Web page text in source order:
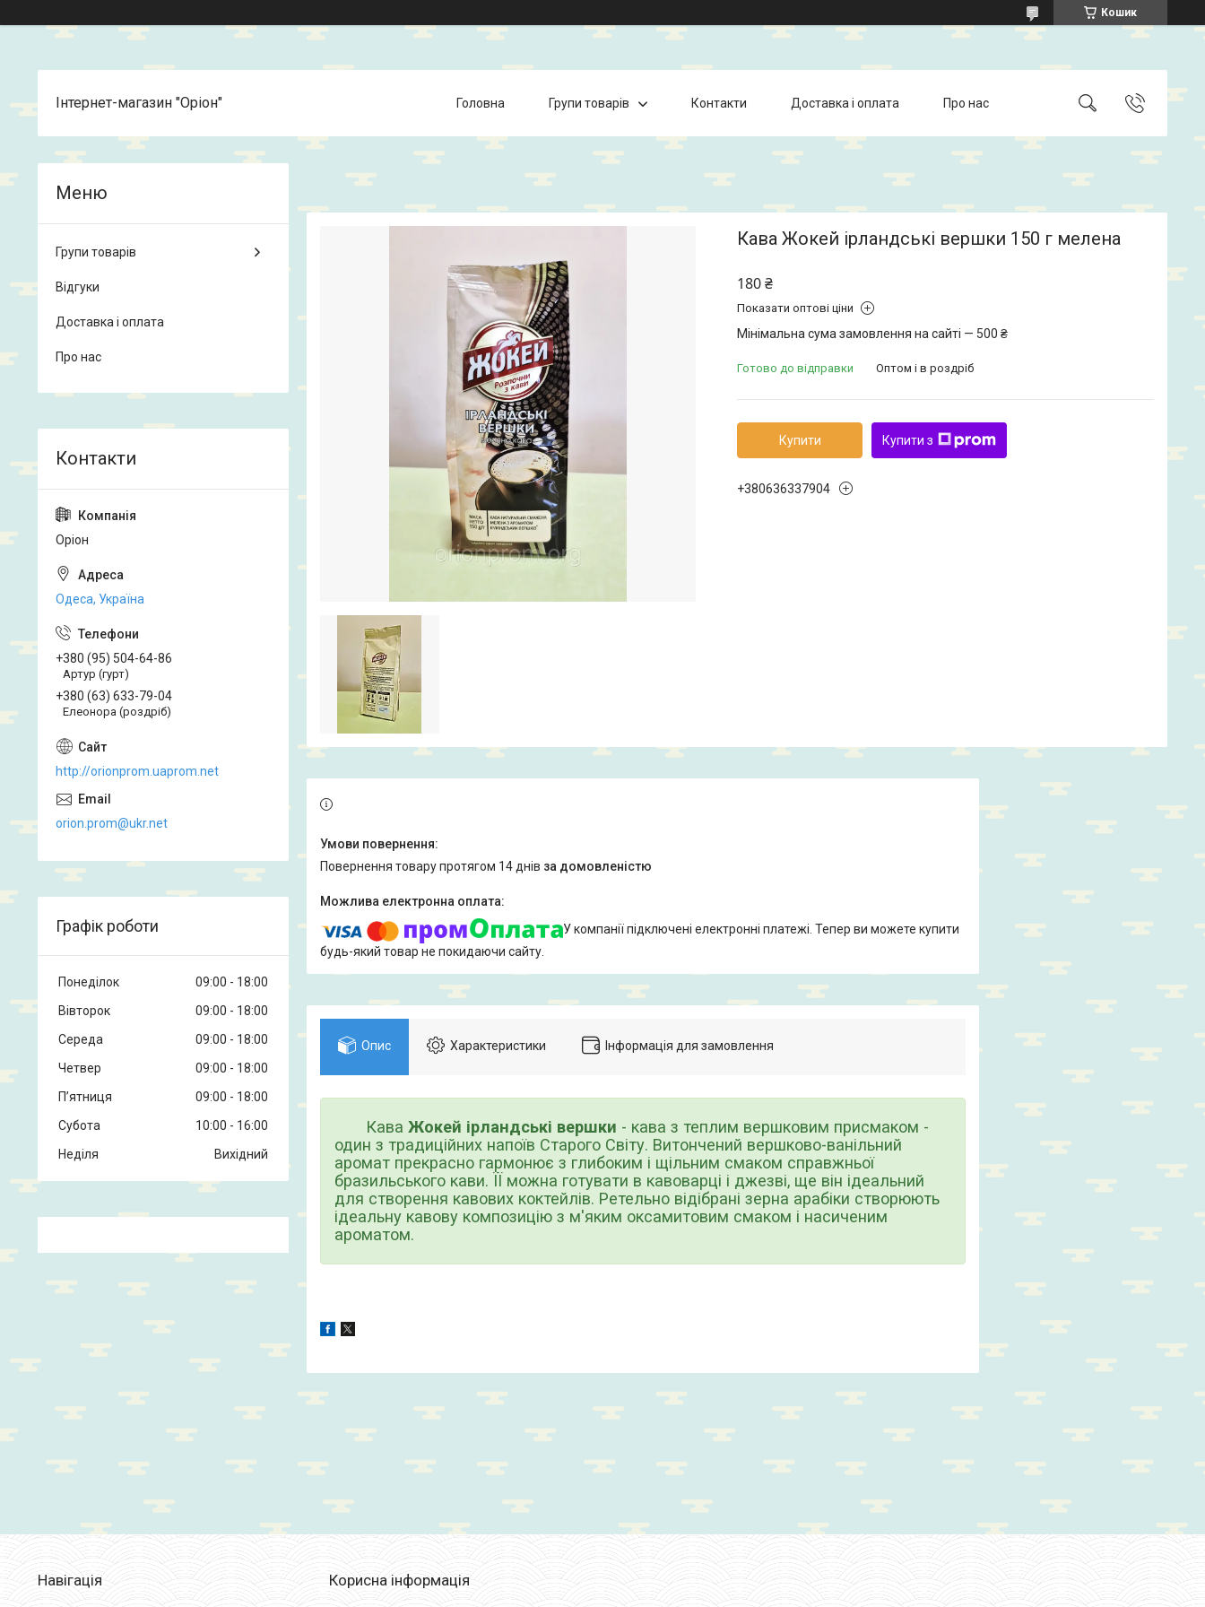
Кошик
Інтернет-магазин "Оріон" Головна Групи товарів Контакти Доставка і оплата Про нас
Кава Жокей ірландські вершки 150 г мелена
180 ₴
Показати оптові ціни
Мінімальна сума замовлення на сайті — 500 ₴
Готово до відправки Оптом і в роздріб
Купити Купити з
+380636337904
повернення товару протягом 14 днів за домовленістю
У компанії підключені електронні платежі. Тепер ви можете купити
будь-який товар не покидаючи сайту.
Опис Характеристики Інформація для замовлення
Кава Жокей ірландські вершки - кава з теплим вершковим присмаком -
один з традиційних напоїв Старого Світу. Витончений вершково-ванільний
аромат прекрасно гармонює з глибоким і щільним смаком справжньої
бразильського кави. ЇЇ можна готувати в кавоварці і джезві, ще він ідеальний
для створення кавових коктейлів. Ретельно відібрані зерна арабіки створюють
ідеальну кавову композицію з м'яким оксамитовим смаком і насиченим
ароматом.
Групи товарів
Відгуки
Доставка і оплата
Про нас
Оріон
Одеса, Україна
+380 (95) 504-64-86
Артур (гурт)
+380 (63) 633-79-04
Елеонора (роздріб)
http://orionprom.uaprom.net
orion.prom@ukr.net
Графік роботи
Понеділок 09:00
18:00
Вівторок
09:00
18:00
Середа
09:00
18:00
Четвер
09:00
18:00
Пʼятниця
09:00
18:00
Субота
10:00
16:00
Неділя
Вихідний
Навігація Корисна інформація